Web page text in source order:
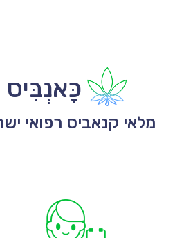
כָּאנְבִּיס
מלאי קנאביס רפואי